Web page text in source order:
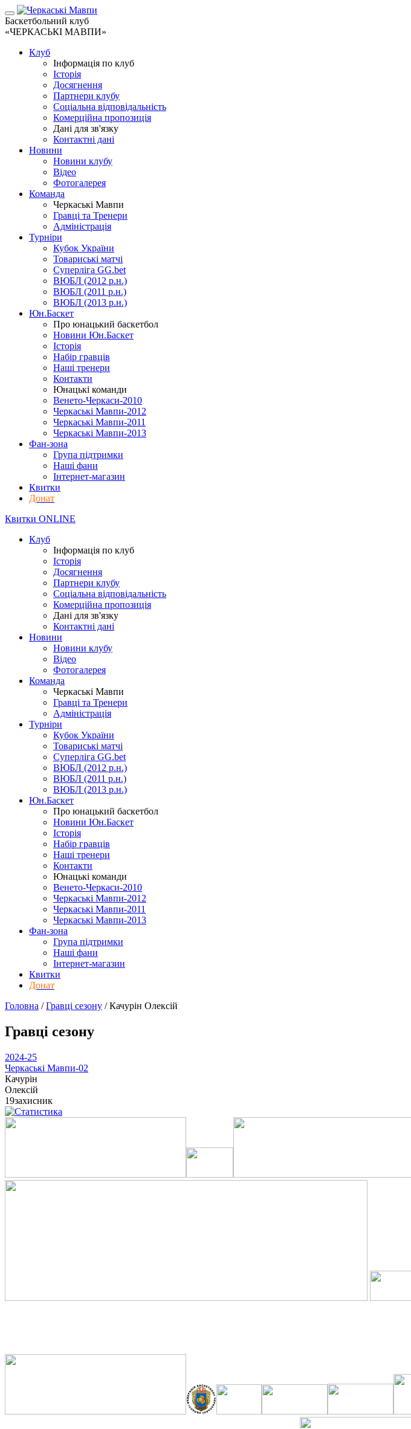
Баскетбольний клуб
«ЧЕРКАСЬКІ МАВПИ»
Клуб
Інформація по клуб
Історія
Досягнення
Партнери клубу
Соціальна відповідальність
Комерційна пропозиція
Дані для зв'язку
Контактні дані
Новини
Новини клубу
Відео
Фотогалерея
Команда
Черкаські Мавпи
Гравці та Тренери
Адміністрація
Турніри
Кубок України
Товариські матчі
Суперліга GG.bet
ВЮБЛ (2012 р.н.)
ВЮБЛ (2011 р.н.)
ВЮБЛ (2013 р.н.)
Юн.Баскет
Про юнацький баскетбол
Новини Юн.Баскет
Історія
Набір гравців
Наші тренери
Контакти
Юнацькі команди
Венето-Черкаси-2010
Черкаські Мавпи-2012
Черкаські Мавпи-2011
Черкаські Мавпи-2013
Фан-зона
Група підтримки
Наші фани
Інтернет-магазин
Квитки
Донат
Квитки ONLINE
Клуб
Інформація по клуб
Історія
Досягнення
Партнери клубу
Соціальна відповідальність
Комерційна пропозиція
Дані для зв'язку
Контактні дані
Новини
Новини клубу
Відео
Фотогалерея
Команда
Черкаські Мавпи
Гравці та Тренери
Адміністрація
Турніри
Кубок України
Товариські матчі
Суперліга GG.bet
ВЮБЛ (2012 р.н.)
ВЮБЛ (2011 р.н.)
ВЮБЛ (2013 р.н.)
Юн.Баскет
Про юнацький баскетбол
Новини Юн.Баскет
Історія
Набір гравців
Наші тренери
Контакти
Юнацькі команди
Венето-Черкаси-2010
Черкаські Мавпи-2012
Черкаські Мавпи-2011
Черкаські Мавпи-2013
Фан-зона
Група підтримки
Наші фани
Інтернет-магазин
Квитки
Донат
Головна /Гравці сезону /Качурін Олексій
Гравці сезону
2024-25
Черкаські Мавпи-02
Качурін
Олексій
19захисник